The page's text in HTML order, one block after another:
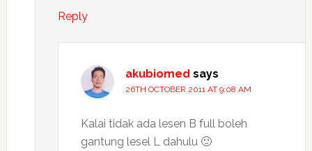
Reply
akubiomed says
26TH OCTOBER 2011 AT 9:08 AM
Kalai tidak ada lesen B full boleh
gantung lesel L dahulu 🙂